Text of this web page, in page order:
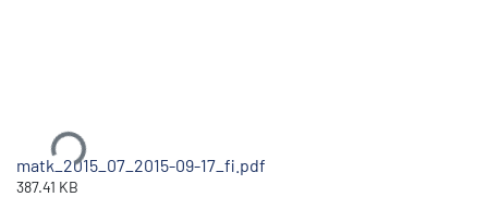
matk_2015_07_2015-09-17_fi.pdf
387.41 KB